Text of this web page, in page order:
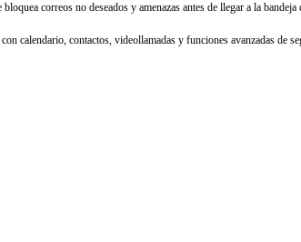
correos no deseados y amenazas antes de llegar a la bandeja
calendario, contactos, videollamadas y funciones avanzadas de